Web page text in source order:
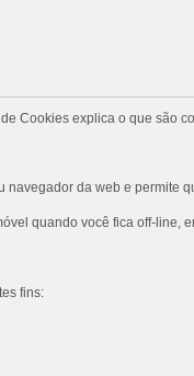
Cookies explica o que são
da web e permite
quando você fica off-line,
fins: